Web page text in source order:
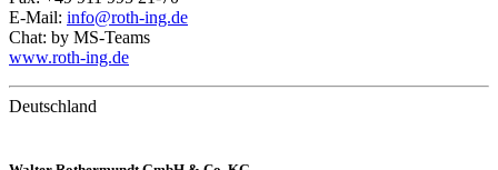
E-Mail: info@roth-ing.de
Chat: by MS-Teams
www.roth-ing.de
Deutschland